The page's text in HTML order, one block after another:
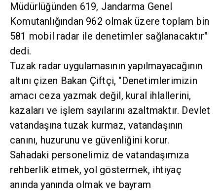
Müdürlüğünden 619, Jandarma Genel
Komutanlığından 962 olmak üzere toplam bin
581 mobil radar ile denetimler sağlanacaktır"
dedi.
Tuzak radar uygulamasının yapılmayacağının
altını çizen Bakan Çiftçi, "Denetimlerimizin
amacı ceza yazmak değil, kural ihlallerini,
kazaları ve işlem sayılarını azaltmaktır. Devlet
vatandaşına tuzak kurmaz, vatandaşının
canını, huzurunu ve güvenliğini korur.
Sahadaki personelimiz de vatandaşımıza
rehberlik etmek, yol göstermek, ihtiyaç
anında yanında olmak ve bayram